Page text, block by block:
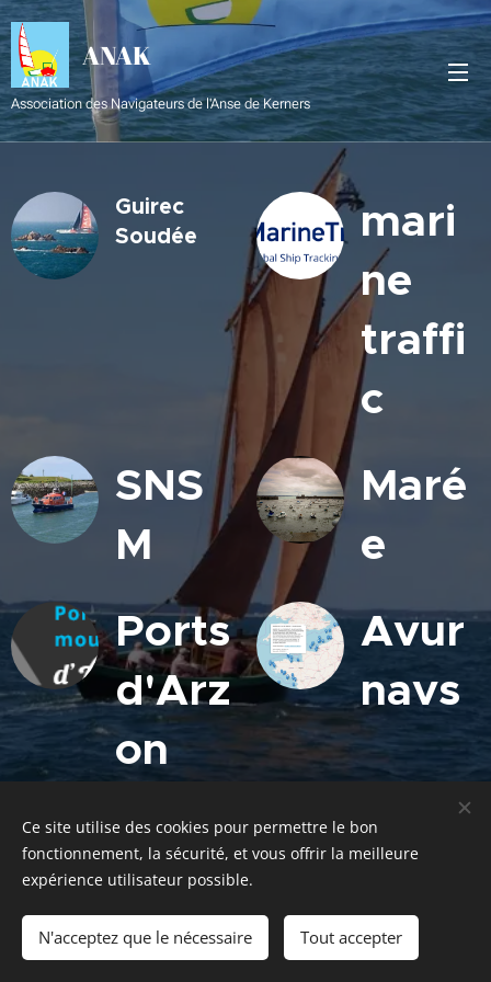
ANAK
Association des Navigateurs de l'Anse de Kerners
Guirec
Soudée
mari
ne
traffi
c
SNS
M
Maré
e
Ports
d'Arz
on
Avur
navs
Optimisé parWebnode Cookies
Ce site utilise des cookies pour permettre le bon
fonctionnement, la sécurité, et vous offrir la meilleure
expérience utilisateur possible.
N'acceptez que le nécessaire Tout accepter